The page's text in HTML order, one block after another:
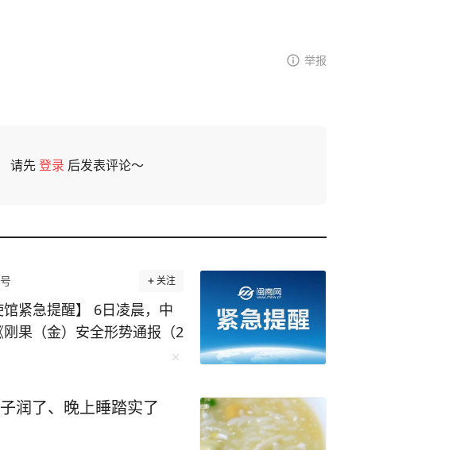
举报
请先登录 后发表评论～
关注
馆紧急提醒】 6日凌晨，中
果（金）安全形势通报（2
件 （一）截至8月3日，刚
（二）7月30日至31日，
贡戈地等地发动袭击，造
润了、晚上睡踏实了